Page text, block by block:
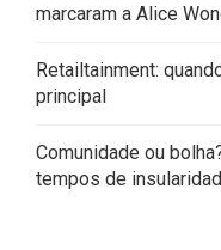
marcaram a Alice
Retailtainment:
principal
Comunidade ou
tempos de